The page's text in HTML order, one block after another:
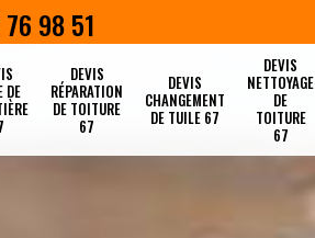
98 51
DE
DEVIS
RÉPARATION
DE TOITURE
67
DEVIS
CHANGEMENT
DE TUILE 67
DEVIS
NETTOYAGE
DE
TOITURE
67